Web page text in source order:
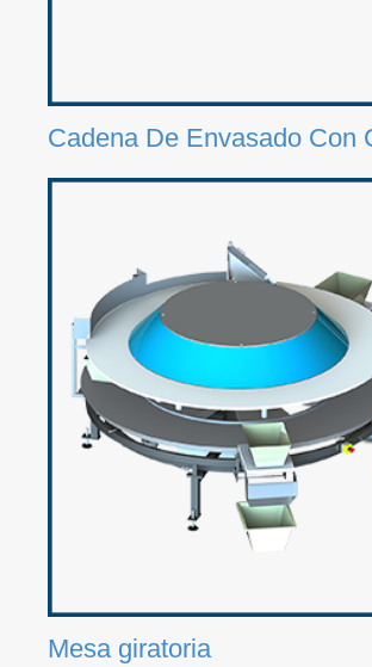
Cadena De Envasado Con
Mesa giratoria